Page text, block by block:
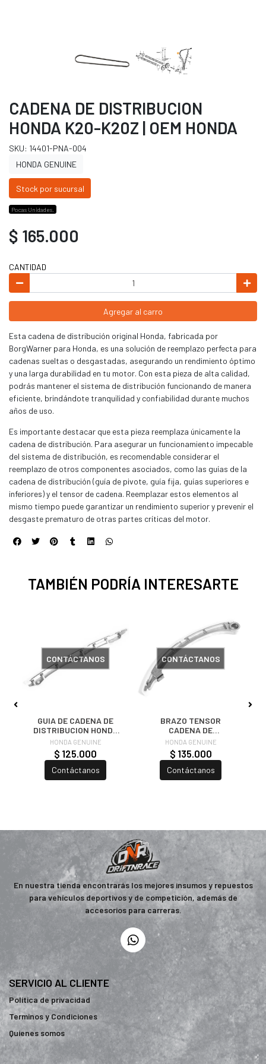
CADENA DE DISTRIBUCION
HONDA K20-K20Z | OEM HONDA
SKU: 14401-PNA-004
HONDA GENUINE
Stock por sucursal
Pocas Unidades.
$ 165.000
CANTIDAD
Agregar al carro
Esta cadena de distribución original Honda, fabricada por
BorgWarner para Honda, es una solución de reemplazo perfecta para
cadenas sueltas o desgastadas, asegurando un rendimiento óptimo
y una larga durabilidad en tu motor. Con esta pieza de alta calidad,
podrás mantener el sistema de distribución funcionando de manera
eficiente, brindándote tranquilidad y confiabilidad durante muchos
años de uso.
Es importante destacar que esta pieza reemplaza únicamente la
cadena de distribución. Para asegurar un funcionamiento impecable
del sistema de distribución, es recomendable considerar el
reemplazo de otros componentes asociados, como las guías de la
cadena de distribución (guía de pivote, guía fija, guías superiores e
inferiores) y el tensor de cadena. Reemplazar estos elementos al
mismo tiempo puede garantizar un rendimiento superior y prevenir el
desgaste prematuro de otras partes críticas del motor.
TAMBIÉN PODRÍA INTERESARTE
CONTÁCTANOS
GUIA DE CADENA DE
DISTRIBUCION HONDA
K20 / OEM HONDA
HONDA GENUINE
$ 125.000
Contáctanos
CONTÁCTANOS
BRAZO TENSOR
CADENA DE
DISTRIBUCION HONDA
K20 | OEM HONDA
HONDA GENUINE
$ 135.000
Contáctanos
En nuestra tienda encontrarás los mejores insumos y repuestos
para vehículos deportivos y de competición, además de
accesorios para carreras.
SERVICIO AL CLIENTE
Política de privacidad
Terminos y Condiciones
Quienes somos